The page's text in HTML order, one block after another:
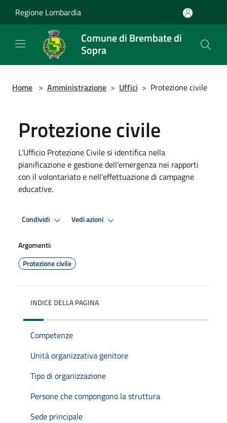
Regione Lombardia
Comune di Brembate di
Sopra
Home > Amministrazione > Uffici > Protezione civile
Protezione civile
L’Ufficio Protezione Civile si identifica nella
pianificazione e gestione dell’emergenza nei rapporti
con il volontariato e nell’effettuazione di campagne
educative.
Condividi Vedi azioni
Argomenti:
Protezione civile
INDICE DELLA PAGINA
Competenze
Unità organizzativa genitore
Tipo di organizzazione
Persone che compongono la struttura
Sede principale